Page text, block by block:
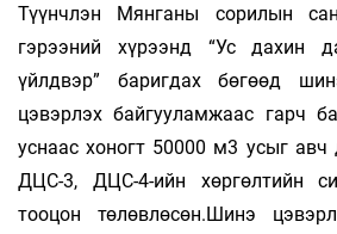
Түүнчлэн Мянганы сорилын
гэрээний хүрээнд “Ус дахин
үйлдвэр” баригдах бөгөөд
цэвэрлэх байгууламжаас гарч
уснаас хоногт 50000 м3 усыг авч
ДЦС-3, ДЦС-4-ийн хөргөлтийн
тооцон төлөвлөсөн.Шинэ